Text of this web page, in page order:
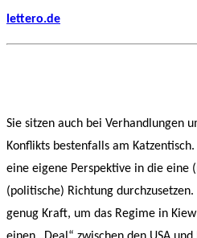
lettero.de
Sie sitzen auch bei Verhandlungen
Konflikts bestenfalls am
eine eigene Perspektive in die eine
(politische) Richtung
genug Kraft, um das Regime in